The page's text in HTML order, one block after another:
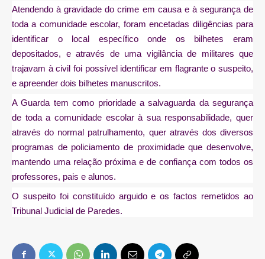
Atendendo à gravidade do crime em causa e à segurança de
toda a comunidade escolar, foram encetadas diligências para
identificar o local específico onde os bilhetes eram
depositados, e através de uma vigilância de militares que
trajavam à civil foi possível identificar em flagrante o suspeito,
e apreender dois bilhetes manuscritos.
A Guarda tem como prioridade a salvaguarda da segurança
de toda a comunidade escolar à sua responsabilidade, quer
através do normal patrulhamento, quer através dos diversos
programas de policiamento de proximidade que desenvolve,
mantendo uma relação próxima e de confiança com todos os
professores, pais e alunos.
O suspeito foi constituído arguido e os factos remetidos ao
Tribunal Judicial de Paredes.